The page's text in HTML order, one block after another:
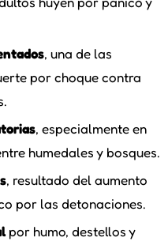
, una de las
por choque contra
, especialmente en
humedales y bosques.
, resultado del aumento
por las detonaciones.
por humo, destellos y